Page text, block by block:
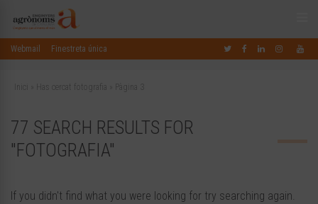
Webmail Finestreta única
Inici Has cercat fotografia Pàgina 3
77 SEARCH RESULTS FOR
"FOTOGRAFIA"
If you didn't find what you were looking for try searching again.